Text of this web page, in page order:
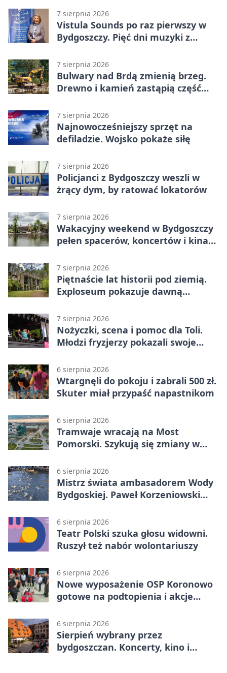
7 sierpnia 2026
Vistula Sounds po raz pierwszy w
Bydgoszczy. Pięć dni muzyki z
7 sierpnia 2026
Bulwary nad Brdą zmienią brzeg.
Drewno i kamień zastąpią część
7 sierpnia 2026
Najnowocześniejszy sprzęt na
defiladzie. Wojsko pokaże siłę
7 sierpnia 2026
Policjanci z Bydgoszczy weszli w
żrący dym, by ratować lokatorów
7 sierpnia 2026
Wakacyjny weekend w Bydgoszczy
pełen spacerów, koncertów i kina
7 sierpnia 2026
Piętnaście lat historii pod ziemią.
Exploseum pokazuje dawną
7 sierpnia 2026
Nożyczki, scena i pomoc dla Toli.
Młodzi fryzjerzy pokazali swoje
6 sierpnia 2026
Wtargnęli do pokoju i zabrali 500 zł.
Skuter miał przypaść napastnikom
6 sierpnia 2026
Tramwaje wracają na Most
Pomorski. Szykują się zmiany w
6 sierpnia 2026
Mistrz świata ambasadorem Wody
Bydgoskiej. Paweł Korzeniowski
6 sierpnia 2026
Teatr Polski szuka głosu widowni.
Ruszył też nabór wolontariuszy
6 sierpnia 2026
Nowe wyposażenie OSP Koronowo
gotowe na podtopienia i akcje
6 sierpnia 2026
Sierpień wybrany przez
bydgoszczan. Koncerty, kino i